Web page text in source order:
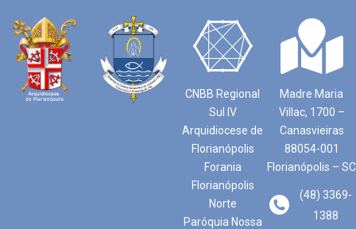
CNBB Regional
Sul IV
Arquidiocese de
Florianópolis
Forania
Florianópolis
Norte
Paróquia Nossa
Madre Maria
Villac, 1700 –
Canasvieiras
88054-001
Florianópolis – SC
(48) 3369-
1388